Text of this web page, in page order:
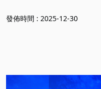
發佈時間 : 2025-12-30